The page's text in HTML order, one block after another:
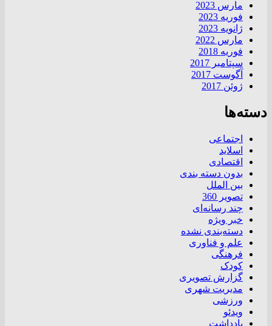
مارس 2023
فوریه 2023
ژانویه 2023
مارس 2022
فوریه 2018
سپتامبر 2017
آگوست 2017
ژوئن 2017
دسته‌ها
اجتماعی
اسلاید
اقتصادی
بدون دسته بندی
بین الملل
تصویر 360
چند رسانه‌ای
خبر ویژه
دسته‌بندی نشده
علم و فناوری
فرهنگی
کودک
گزارش تصویری
مدیریت شهری
ورزشی
ویدئو
یادداشت